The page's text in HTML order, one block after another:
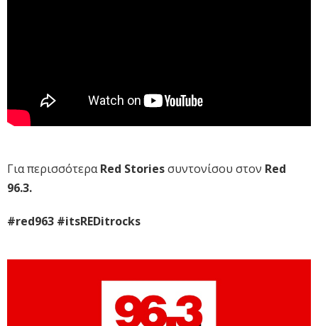
Για περισσότεραRed Storiesσυντονίσου στον Red
96.3.
#red963 #itsREDitrocks